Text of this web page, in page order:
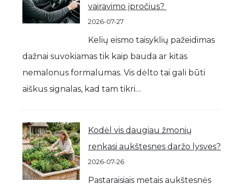
vairavimo įpročius?
2026-07-27
Kelių eismo taisyklių pažeidimas
dažnai suvokiamas tik kaip bauda ar kitas
nemalonus formalumas. Vis dėlto tai gali būti
aiškus signalas, kad tam tikri…
Kodėl vis daugiau žmonių
renkasi aukštesnes daržo lysves?
2026-07-26
Pastaraisiais metais aukštesnės